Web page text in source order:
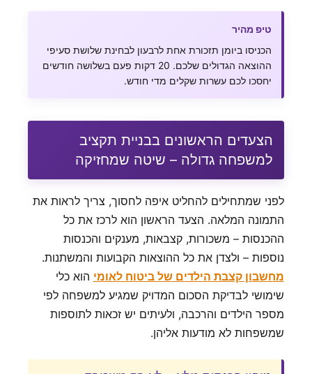
טיפ מהיר
הכניסו ביומן תזכורת אחת לרבעון לבחינת שלושת סעיפי
ההוצאה הגדולים שלכם. 20 דקות פעם בשלושה חודשים
יחסכו לכם עשרות שקלים מדי חודש.
הצעדים הראשונים בבניית תקציב
למשפחה גדולה – שיטה שמחזיקה
לפני שמתחילים להחליט איפה לחסוך, צריך לראות את
התמונה המלאה. הצעד הראשון הוא לרכז את כל
ההכנסות – משכורות, קצבאות, מענקים והכנסות
נוספות – ולצדן את כל ההוצאות הקבועות והמשתנות.
מחשבון קצבת הילדים של ביטוח לאומי הוא כלי
שימושי לבדיקת הסכום המדויק שמגיע למשפחה לפי
מספר הילדים והרכבה, ולעיתים יש זכאות לתוספות
שמשפחות לא מודעות אליהן.